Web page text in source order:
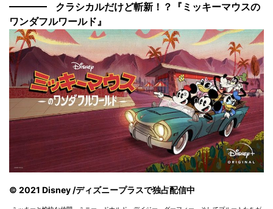
クラシカルだけど斬新！？『ミッキーマウスの
ワンダフルワールド』
© 2021 Disney /ディズニープラスで独占配信中